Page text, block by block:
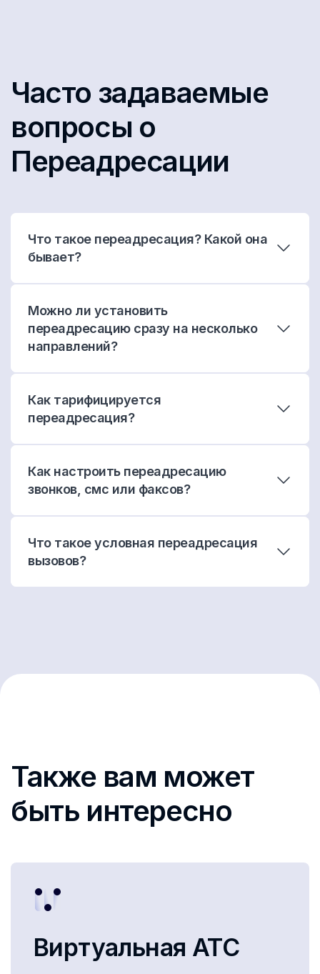
Часто задаваемые
вопросы о
Переадресации
Что такое переадресация? Какой она
бывает?
Можно ли установить
переадресацию сразу на несколько
направлений?
Как тарифицируется
переадресация?
Как настроить переадресацию
звонков, смс или факсов?
Что такое условная переадресация
вызовов?
Также вам может
быть интересно
Виртуальная АТС